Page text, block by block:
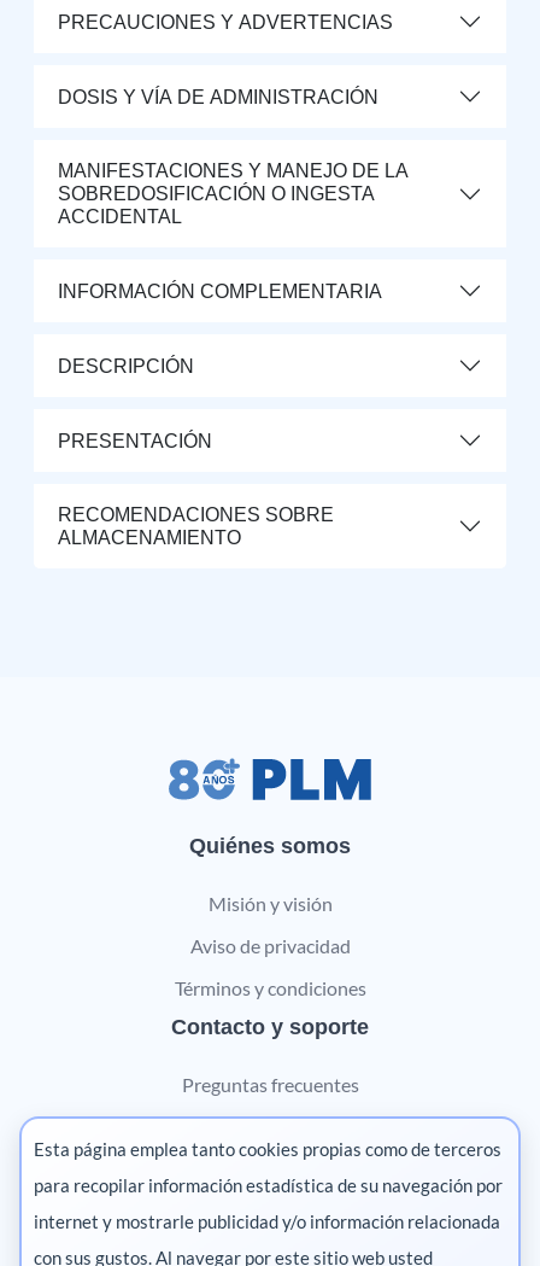
PRECAUCIONES Y ADVERTENCIAS
DOSIS Y VÍA DE ADMINISTRACIÓN
MANIFESTACIONES Y MANEJO DE LA
SOBREDOSIFICACIÓN O INGESTA
ACCIDENTAL
INFORMACIÓN COMPLEMENTARIA
DESCRIPCIÓN
PRESENTACIÓN
RECOMENDACIONES SOBRE
ALMACENAMIENTO
Quiénes somos
Misión y visión
Aviso de privacidad
Términos y condiciones
Contacto y soporte
Preguntas frecuentes
Contáctanos
Marketing digital
Pharma
Esta página emplea tanto cookies propias como de terceros
para recopilar información estadística de su navegación por
internet y mostrarle publicidad y/o información relacionada
con sus gustos. Al navegar por este sitio web usted